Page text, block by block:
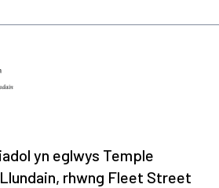
yn eglwys Temple
rhwng Fleet Street